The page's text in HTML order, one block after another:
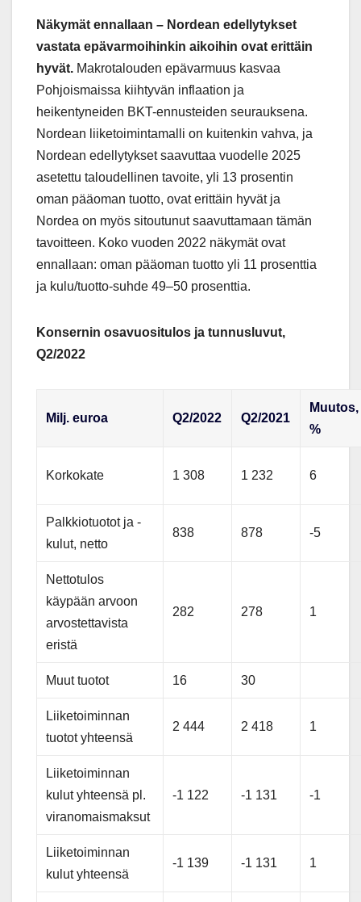
Näkymät ennallaan – Nordean edellytykset
vastata epävarmoihinkin aikoihin ovat erittäin
hyvät. Makrotalouden epävarmuus kasvaa
Pohjoismaissa kiihtyvän inflaation ja
heikentyneiden BKT-ennusteiden seurauksena.
Nordean liiketoimintamalli on kuitenkin vahva, ja
Nordean edellytykset saavuttaa vuodelle 2025
asetettu taloudellinen tavoite, yli 13 prosentin
oman pääoman tuotto, ovat erittäin hyvät ja
Nordea on myös sitoutunut saavuttamaan tämän
tavoitteen. Koko vuoden 2022 näkymät ovat
ennallaan: oman pääoman tuotto yli 11 prosenttia
ja kulu/tuotto-suhde 49–50 prosenttia.
Konsernin osavuositulos ja tunnusluvut,
Q2/2022
Milj. euroa Q2/2022 Q2/2021
Muutos,
%
Korkokate 1 308 1 232 6
Palkkiotuotot ja -
kulut, netto
838 878 -5
Nettotulos
käypään arvoon
arvostettavista
eristä
282 278 1
Muut tuotot 16 30
Liiketoiminnan
tuotot yhteensä
2 444 2 418 1
Liiketoiminnan
kulut yhteensä pl.
viranomaismaksut
-1 122 -1 131 -1
Liiketoiminnan
kulut yhteensä
-1 139 -1 131 1